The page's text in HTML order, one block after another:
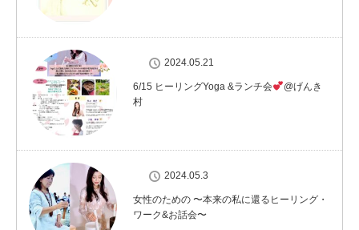
2024.05.21
6/15 ヒーリングYoga &ランチ会
@げんき
村
2024.05.3
女性のための 〜本来の私に還るヒーリング・
ワーク&お話会〜